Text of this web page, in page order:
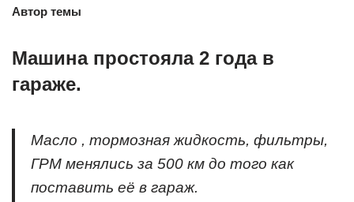
Автор темы
Машина простояла 2 года в
гараже.
Масло , тормозная жидкость, фильтры,
ГРМ менялись за 500 км до того как
поставить её в гараж.